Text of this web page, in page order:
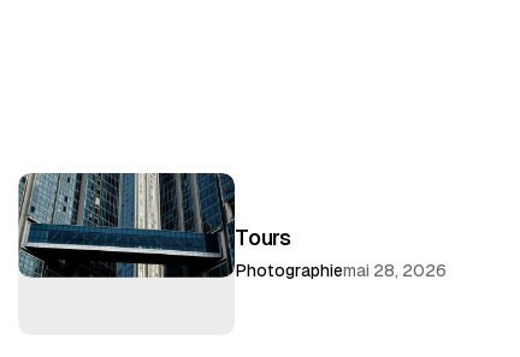
Tours
Photographiemai 28, 2026